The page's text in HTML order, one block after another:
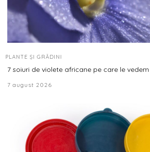
PLANTE ȘI GRĂDINI
7 soiuri de violete africane pe care le
7 august 2026